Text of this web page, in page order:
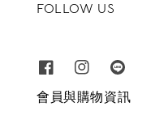
FOLLOW US
會員與購物資訊